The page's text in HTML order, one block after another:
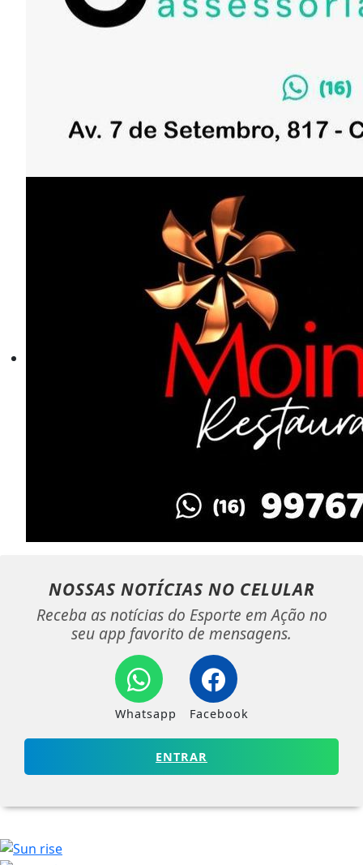
NOSSAS NOTÍCIAS NO CELULAR
Receba as notícias do Esporte em Ação no
seu app favorito de mensagens.
Whatsapp Facebook
ENTRAR